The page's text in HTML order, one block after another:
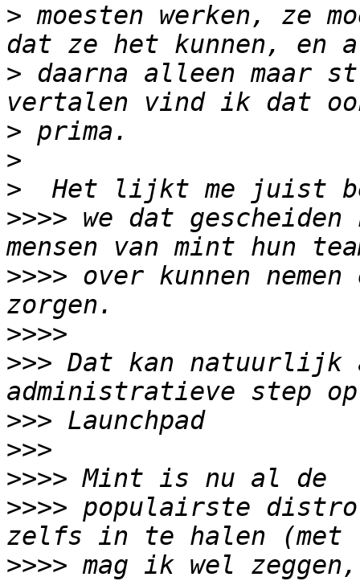
> moesten werken, ze
> daarna alleen maar
>
>
>
>>>> we dat
>>>> over kunnen
>>>>
>>> Dat kan natuurlijk
>>>
>>>
>>>>
>>>> populairste distro
>>>> mag ik wel